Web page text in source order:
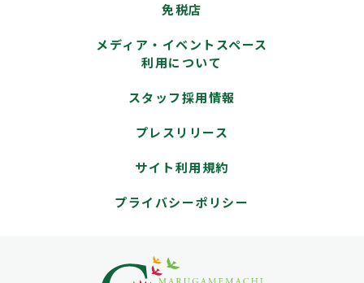
免税店
メディア・イベントスペース
利用について
スタッフ採用情報
プレスリリース
サイト利用規約
プライバシーポリシー